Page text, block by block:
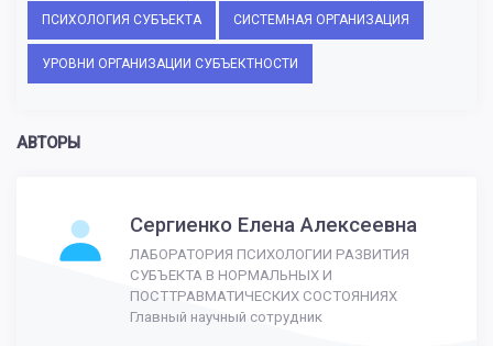
ПСИХОЛОГИЯ СУБЪЕКТА СИСТЕМНАЯ ОРГАНИЗАЦИЯ
УРОВНИ ОРГАНИЗАЦИИ СУБЪЕКТНОСТИ
АВТОРЫ
Сергиенко Елена Алексеевна
ЛАБОРАТОРИЯ ПСИХОЛОГИИ РАЗВИТИЯ
СУБЪЕКТА В НОРМАЛЬНЫХ И
ПОСТТРАВМАТИЧЕСКИХ СОСТОЯНИЯХ
Главный научный сотрудник